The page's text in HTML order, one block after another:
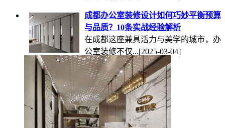
成都办公室装修设计如何巧妙平衡预算
与品质？10条实战经验解析
在成都这座兼具活力与美学的城市，办
公室装修不仅...[2025-03-04]